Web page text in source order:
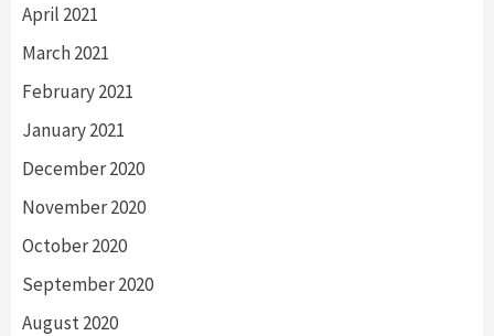
April 2021
March 2021
February 2021
January 2021
December 2020
November 2020
October 2020
September 2020
August 2020